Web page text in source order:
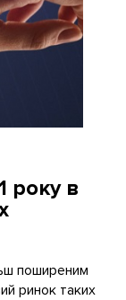
року в
поширеним
ринок таких